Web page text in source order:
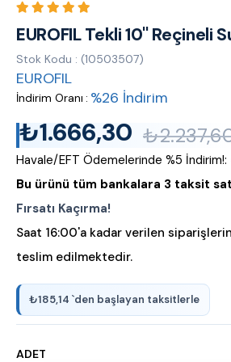
EUROFIL Tekli 10'' Reçineli
Stok Kodu (10503507)
EUROFIL
İndirim Oranı : %26 İndirim
₺1.666,30
Havale/EFT Ödemelerinde %5 İndirim!:
Bu ürünü tüm bankalara 3 taksit
Fırsatı Kaçırma!
Saat 16:00'a kadar verilen
teslim edilmektedir.
₺185,14 `den başlayan taksitlerle
ADET